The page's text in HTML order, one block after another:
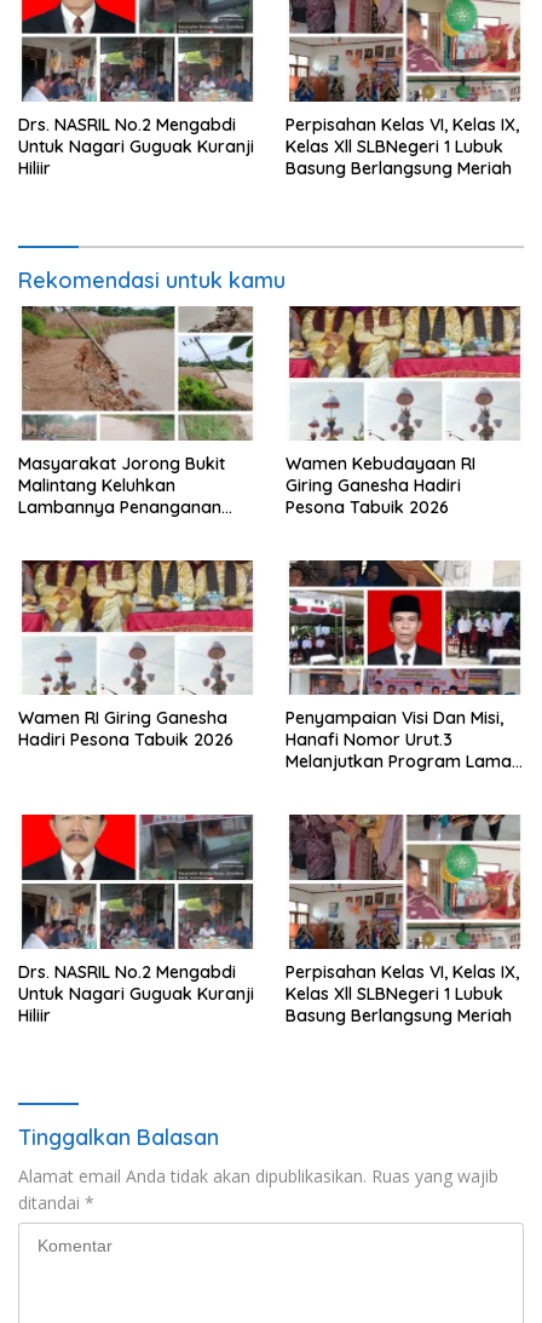
Drs. NASRIL No.2 Mengabdi
Untuk Nagari Guguak Kuranji
Hiliir
Perpisahan Kelas VI, Kelas IX,
Kelas Xll SLBNegeri 1 Lubuk
Basung Berlangsung Meriah
Rekomendasi untuk kamu
Masyarakat Jorong Bukit
Malintang Keluhkan
Lambannya Penanganan
Wamen Kebudayaan RI
Giring Ganesha Hadiri
Pesona Tabuik 2026
Wamen RI Giring Ganesha
Hadiri Pesona Tabuik 2026
Penyampaian Visi Dan Misi,
Hanafi Nomor Urut.3
Melanjutkan Program Lama
Drs. NASRIL No.2 Mengabdi
Untuk Nagari Guguak Kuranji
Hiliir
Perpisahan Kelas VI, Kelas IX,
Kelas Xll SLBNegeri 1 Lubuk
Basung Berlangsung Meriah
Tinggalkan Balasan
Alamat email Anda tidak akan dipublikasikan. Ruas yang wajib
ditandai *